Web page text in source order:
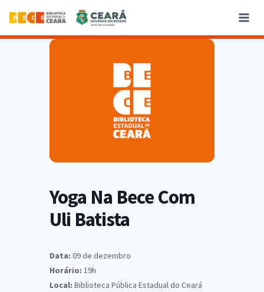
Yoga Na Bece Com
Uli Batista
Data: 09 de dezembro
Horário: 19h
Local: Biblioteca Pública Estadual do Ceará